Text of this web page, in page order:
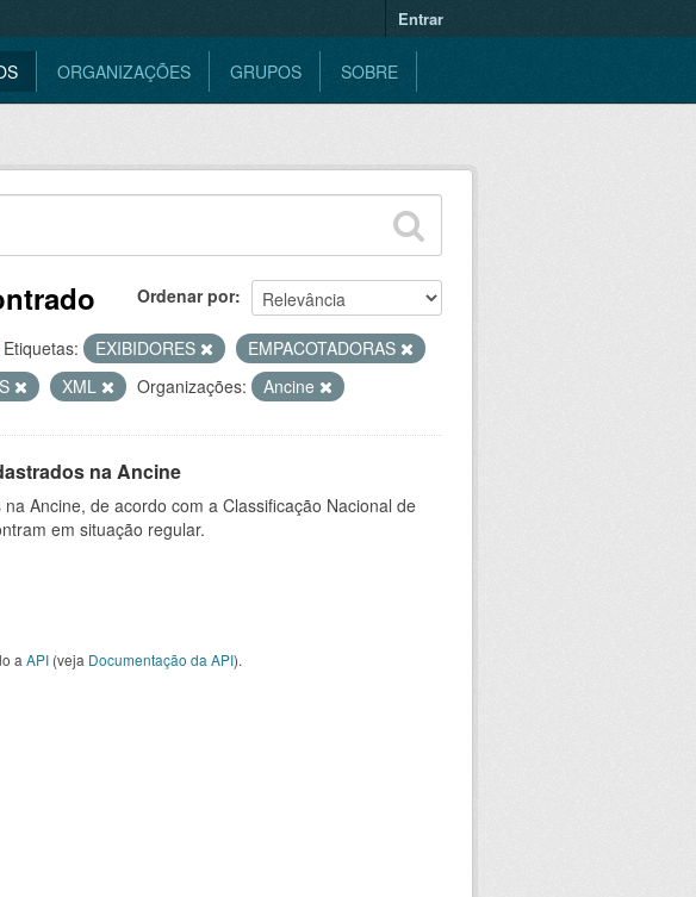
Entrar
ORGANIZAÇÕES GRUPOS SOBRE
Ordenar por
Etiquetas: EXIBIDORES
EMPACOTADORAS
XML Organizações: Ancine
na Ancine
Ancine, de acordo com a Classificação Nacional de
em situação regular.
a API (veja Documentação da API).